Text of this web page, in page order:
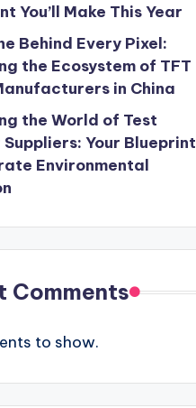
You’ll Make This Year
Behind Every Pixel:
the Ecosystem of TFT
in China
the World of Test
Suppliers: Your Blueprint
Environmental
Comments
to show.